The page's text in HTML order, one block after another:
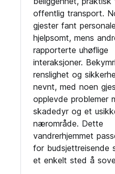
offentlig transport.
gjester fant
hjelpsomt, mens
rapporterte uhøflige
interaksjoner.
renslighet og
nevnt, med noen
opplevde problemer
skadedyr og et
nærområde. Dette
vandrerhjemmet
for budsjettreisende
et enkelt sted å